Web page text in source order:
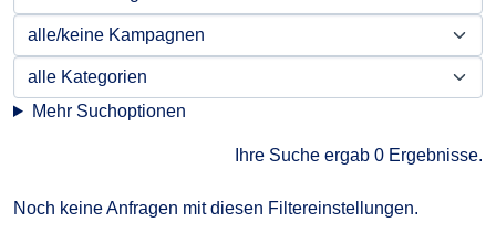
Mehr Suchoptionen
Ihre Suche ergab 0 Ergebnisse.
Noch keine Anfragen mit diesen Filtereinstellungen.